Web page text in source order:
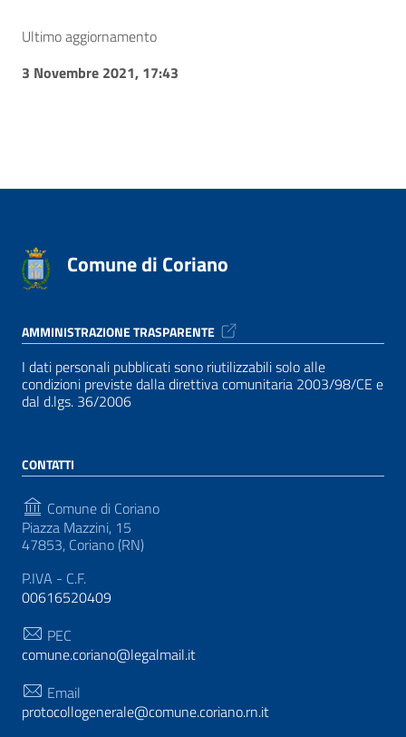
Ultimo aggiornamento
3 Novembre 2021, 17:43
Comune di Coriano
AMMINISTRAZIONE TRASPARENTE
I dati personali pubblicati sono riutilizzabili solo alle
condizioni previste dalla direttiva comunitaria 2003/98/CE e
dal d.lgs. 36/2006
CONTATTI
Comune di Coriano
Piazza Mazzini, 15
47853, Coriano (RN)
P.IVA - C.F.
00616520409
PEC
comune.coriano@legalmail.it
Email
protocollogenerale@comune.coriano.rn.it